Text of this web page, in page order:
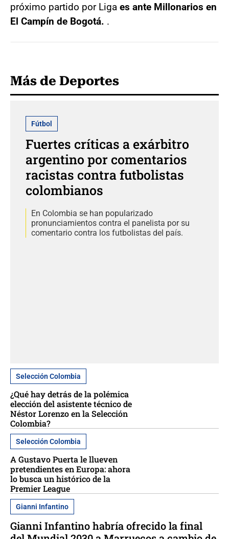
próximo partido por Liga es ante Millonarios en
El Campín de Bogotá. .
Más de Deportes
Fútbol
Fuertes críticas a exárbitro
argentino por comentarios
racistas contra futbolistas
colombianos
En Colombia se han popularizado
pronunciamientos contra el panelista por su
comentario contra los futbolistas del país.
Selección Colombia
¿Qué hay detrás de la polémica
elección del asistente técnico de
Néstor Lorenzo en la Selección
Colombia?
Selección Colombia
A Gustavo Puerta le llueven
pretendientes en Europa: ahora
lo busca un histórico de la
Premier League
Gianni Infantino
Gianni Infantino habría ofrecido la final